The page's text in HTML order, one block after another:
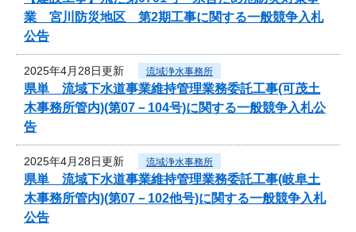
業 宮川防災地区 第2期工事に関する一般競争入札
公告
2025年4月28日更新 流域浄水事務所
県単 流域下水道事業維持管理業務委託工事(可茂土
木事務所管内)(第07－104号)に関する一般競争入札公
告
2025年4月28日更新 流域浄水事務所
県単 流域下水道事業維持管理業務委託工事(岐阜土
木事務所管内)(第07－102他号)に関する一般競争入札
公告